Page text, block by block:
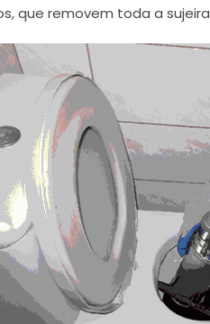
que removem toda a